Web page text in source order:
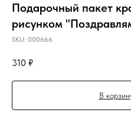
Подарочный пакет
рисунком
SKU: 000666
310 ₽
В